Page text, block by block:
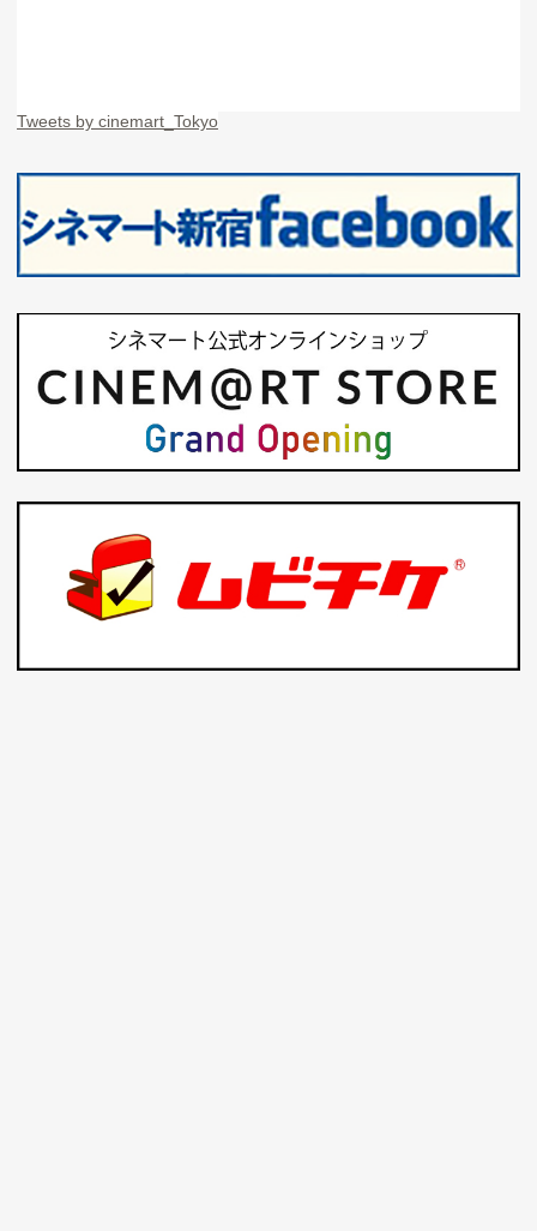
Tweets by cinemart_Tokyo